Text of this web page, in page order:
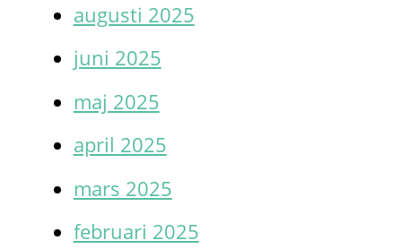
augusti 2025
juni 2025
maj 2025
april 2025
mars 2025
februari 2025